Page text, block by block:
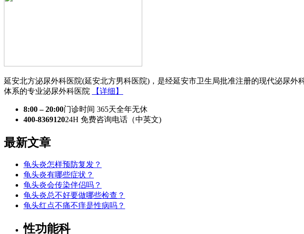
延安北方泌尿外科医院(延安北方男科医院)，是经延安市卫生局批准注册的现代泌尿
体系的专业泌尿外科医院
【详细】
8:00 – 20:00门诊时间 365天全年无休
400-836912024H 免费咨询电话（中英文)
最新文章
​​龟头炎怎样预防复发​？
​​龟头炎有哪些症状​？
龟头炎会传染伴侣吗​？
龟头炎总不好要做哪些检查？
龟头红点不痛不痒是性病吗？
性功能科